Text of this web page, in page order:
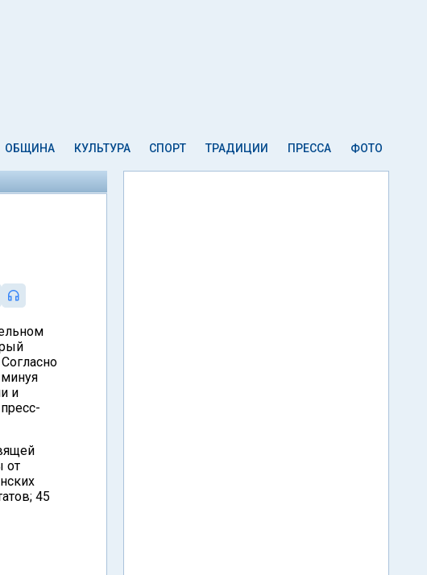
ОБЩИНА КУЛЬТУРА СПОРТ ТРАДИЦИИ ПРЕССА ФОТО
и
от
45